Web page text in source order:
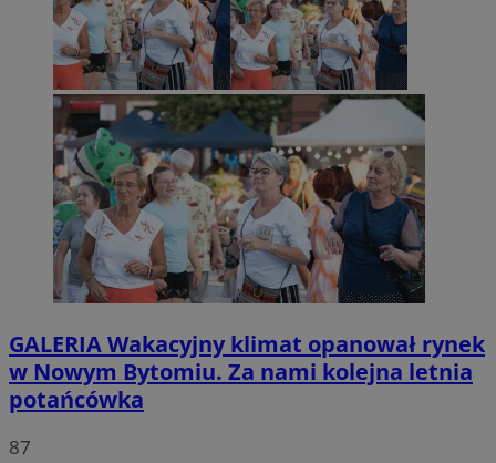
GALERIAWakacyjny klimat opanował rynek
w Nowym Bytomiu. Za nami kolejna letnia
potańcówka
87